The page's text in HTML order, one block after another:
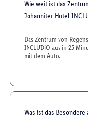
Wie weit ist das
Johanniter-Hotel
Das Zentrum von
INCLUDiO aus in 25
mit dem Auto.
Was ist das